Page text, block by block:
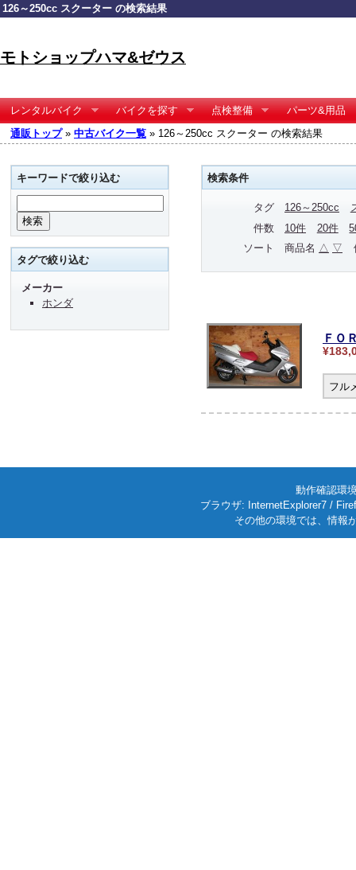
126～250cc スクーター の検索結果
モトショップハマ&ゼウス
レンタルバイク バイクを探す 点検整備
パーツ&用品
通販トップ» 中古バイク一覧 » 126～250cc スクーター の検索結果
検索条件
タグ 126～250cc
件数
10件 20件
ソート
商品名 △ ▽
ＦＯ
フル
キーワードで絞り込む
タグで絞り込む
メーカー
ホンダ
動作確認環
ブラウザ: InternetExplorer7 /
その他の環境では、情報